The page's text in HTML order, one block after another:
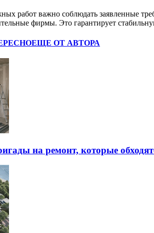
работ важно соблюдать заявленные
фирмы. Это гарантирует
ЕЩЕ ОТ АВТОРА
на ремонт, которые